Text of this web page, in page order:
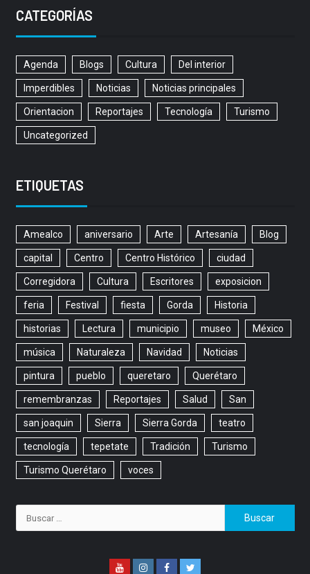
CATEGORÍAS
Agenda Blogs Cultura Del interior
Imperdibles Noticias Noticias principales
Orientacion Reportajes Tecnología Turismo
Uncategorized
ETIQUETAS
Amealco aniversario Arte Artesanía Blog
capital Centro Centro Histórico ciudad
Corregidora Cultura Escritores exposicion
feria Festival fiesta Gorda Historia
historias Lectura municipio museo México
música Naturaleza Navidad Noticias
pintura pueblo queretaro Querétaro
remembranzas Reportajes Salud San
san joaquin Sierra Sierra Gorda teatro
tecnología tepetate Tradición Turismo
Turismo Querétaro voces